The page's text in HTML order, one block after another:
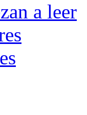
a leer